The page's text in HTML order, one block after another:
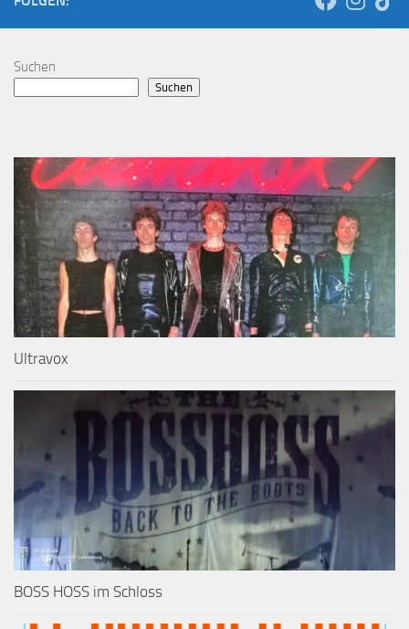
Suchen
Suchen
Ultravox
BOSS HOSS im Schloss